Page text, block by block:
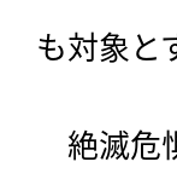
も対象と
絶滅危